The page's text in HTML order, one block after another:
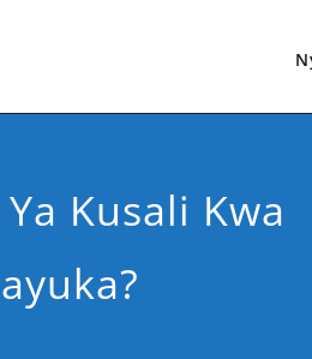
Kusali Kwa